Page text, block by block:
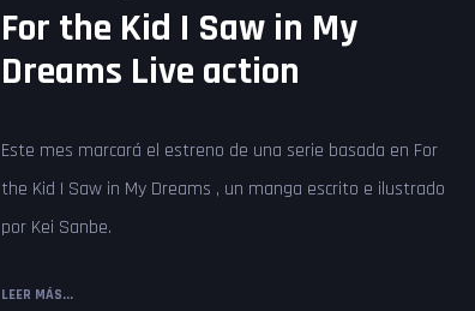
For the Kid I Saw in My
Dreams Live action
Este mes marcará el estreno de una serie basada en For
the Kid I Saw in My Dreams , un manga escrito e ilustrado
por Kei Sanbe.
LEER MÁS...